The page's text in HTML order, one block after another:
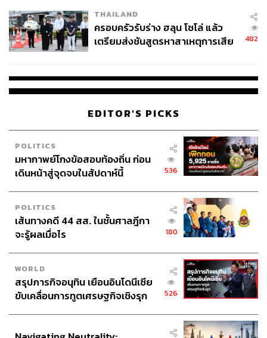
THAILAND
ครอบครัวรับร่าง ฮลุน โซโล่ แล้ว
เตรียมส่งชันสูตรหาสาเหตุการเสีย
482
EDITOR'S PICKS
POLITICS
มหากาพย์โกงข้อสอบท้องถิ่น ก่อน
เดินหน้าสู่จุดจบในสัปดาห์นี้
536
POLITICS
เส้นทางคดี 44 สส. ในชั้นศาลฎีกา
จะรู้ผลเมื่อไร
180
WORLD
สรุปภารกิจอนุทิน เยือนอินโดนีเซีย
ขับเคลื่อนการทูตเศรษฐกิจเชิงรุก
526